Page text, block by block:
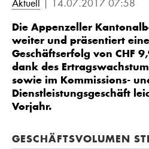
Aktuell | 14.07.2017 07:58
Die Appenzeller
weiter und präsentiert
Geschäftserfolg von CHF
dank des
sowie im Kommissions-
Dienstleistungsgeschäft
Vorjahr.
GESCHÄFTSVOLUMEN